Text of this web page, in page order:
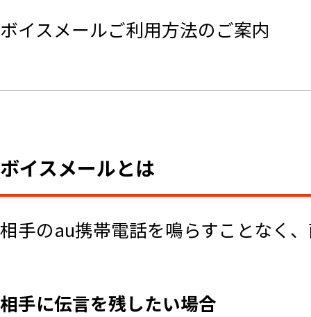
ボイスメールご利用方法のご案内
ボイスメールとは
相手のau携帯電話を鳴らすことなく
相手に伝言を残したい場合